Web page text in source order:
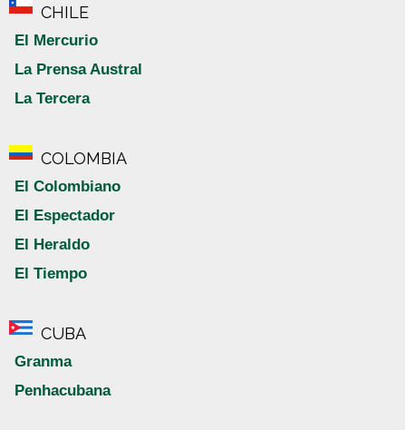
CHILE
El Mercurio
La Prensa Austral
La Tercera
COLOMBIA
El Colombiano
El Espectador
El Heraldo
El Tiempo
CUBA
Granma
Penhacubana